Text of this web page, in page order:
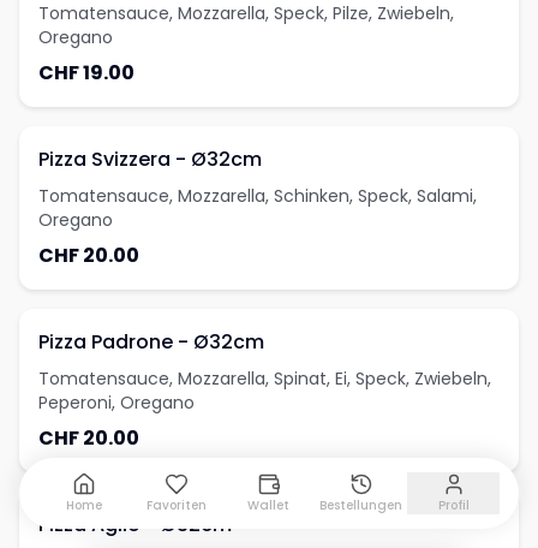
Tomatensauce, Mozzarella, Speck, Pilze, Zwiebeln,
Oregano
CHF 19.00
Pizza Svizzera - Ø32cm
Tomatensauce, Mozzarella, Schinken, Speck, Salami,
Oregano
CHF 20.00
Pizza Padrone - Ø32cm
Tomatensauce, Mozzarella, Spinat, Ei, Speck, Zwiebeln,
Peperoni, Oregano
CHF 20.00
Pizza Aglio - Ø32cm
Home Favoriten Wallet Bestellungen Profil